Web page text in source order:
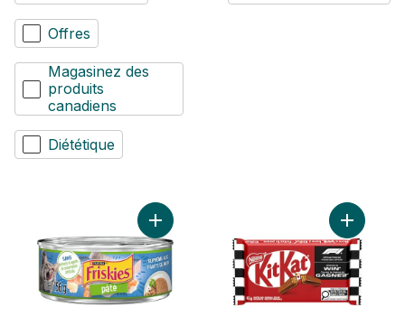
Offres
Magasinez des
produits
canadiens
Diététique
Ajouter (MD) Friskies(MD) Pâté Ajouter